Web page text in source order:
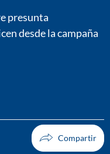
presunta
desde la campaña